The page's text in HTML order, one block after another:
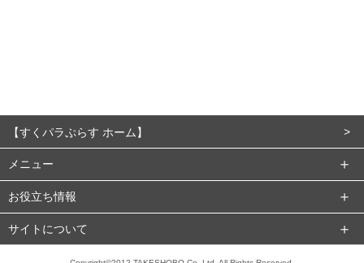
メニュー
お役立ち情報
【すくパラぷらす ホーム】
サイトについて